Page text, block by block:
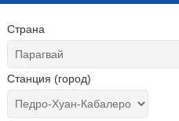
Страна
Станция (город)